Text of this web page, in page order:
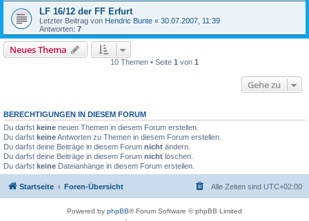
LF 16/12 der FF Erfurt
Letzter Beitrag von Hendric Bunte « 30.07.2007, 11:39
Antworten: 7
Neues Thema
10 Themen • Seite 1 von 1
Gehe zu
BERECHTIGUNGEN IN DIESEM FORUM
Du darfst keine neuen Themen in diesem Forum erstellen.
Du darfst keineAntworten zu Themen in diesem Forum erstellen.
Du darfst deine Beiträge in diesem Forum nicht ändern.
Du darfst deine Beiträge in diesem Forum nicht löschen.
Du darfst keine Dateianhänge in diesem Forum erstellen.
Startseite Foren-Übersicht Alle Zeiten sind UTC+02:00
Powered by phpBB® Forum Software © phpBB Limited